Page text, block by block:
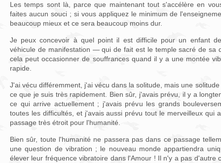
Les temps sont là, parce que maintenant tout s'accélère en
faites aucun souci ; si vous appliquez le minimum de
beaucoup mieux et ce sera beaucoup moins dur.
Je peux concevoir à quel point il est difficile pour un enfant
véhicule de manifestation — qui de fait est le temple sacré de
cela peut occasionner de souffrances quand il y a une montée
rapide.
J'ai vécu différemment, j'ai vécu dans la solitude, mais une
ce que je suis très rapidement. Bien sûr, j'avais prévu, il y a
ce qui arrive actuellement ; j'avais prévu les grands
toutes les difficultés, et j'avais aussi prévu tout le merveilleux qui
passage très étroit pour l'humanité.
Bien sûr, toute l'humanité ne passera pas dans ce passage
une question de vibration ; le nouveau monde appartiendra
élever leur fréquence vibratoire dans l'Amour ! Il n'y a pas d'autre